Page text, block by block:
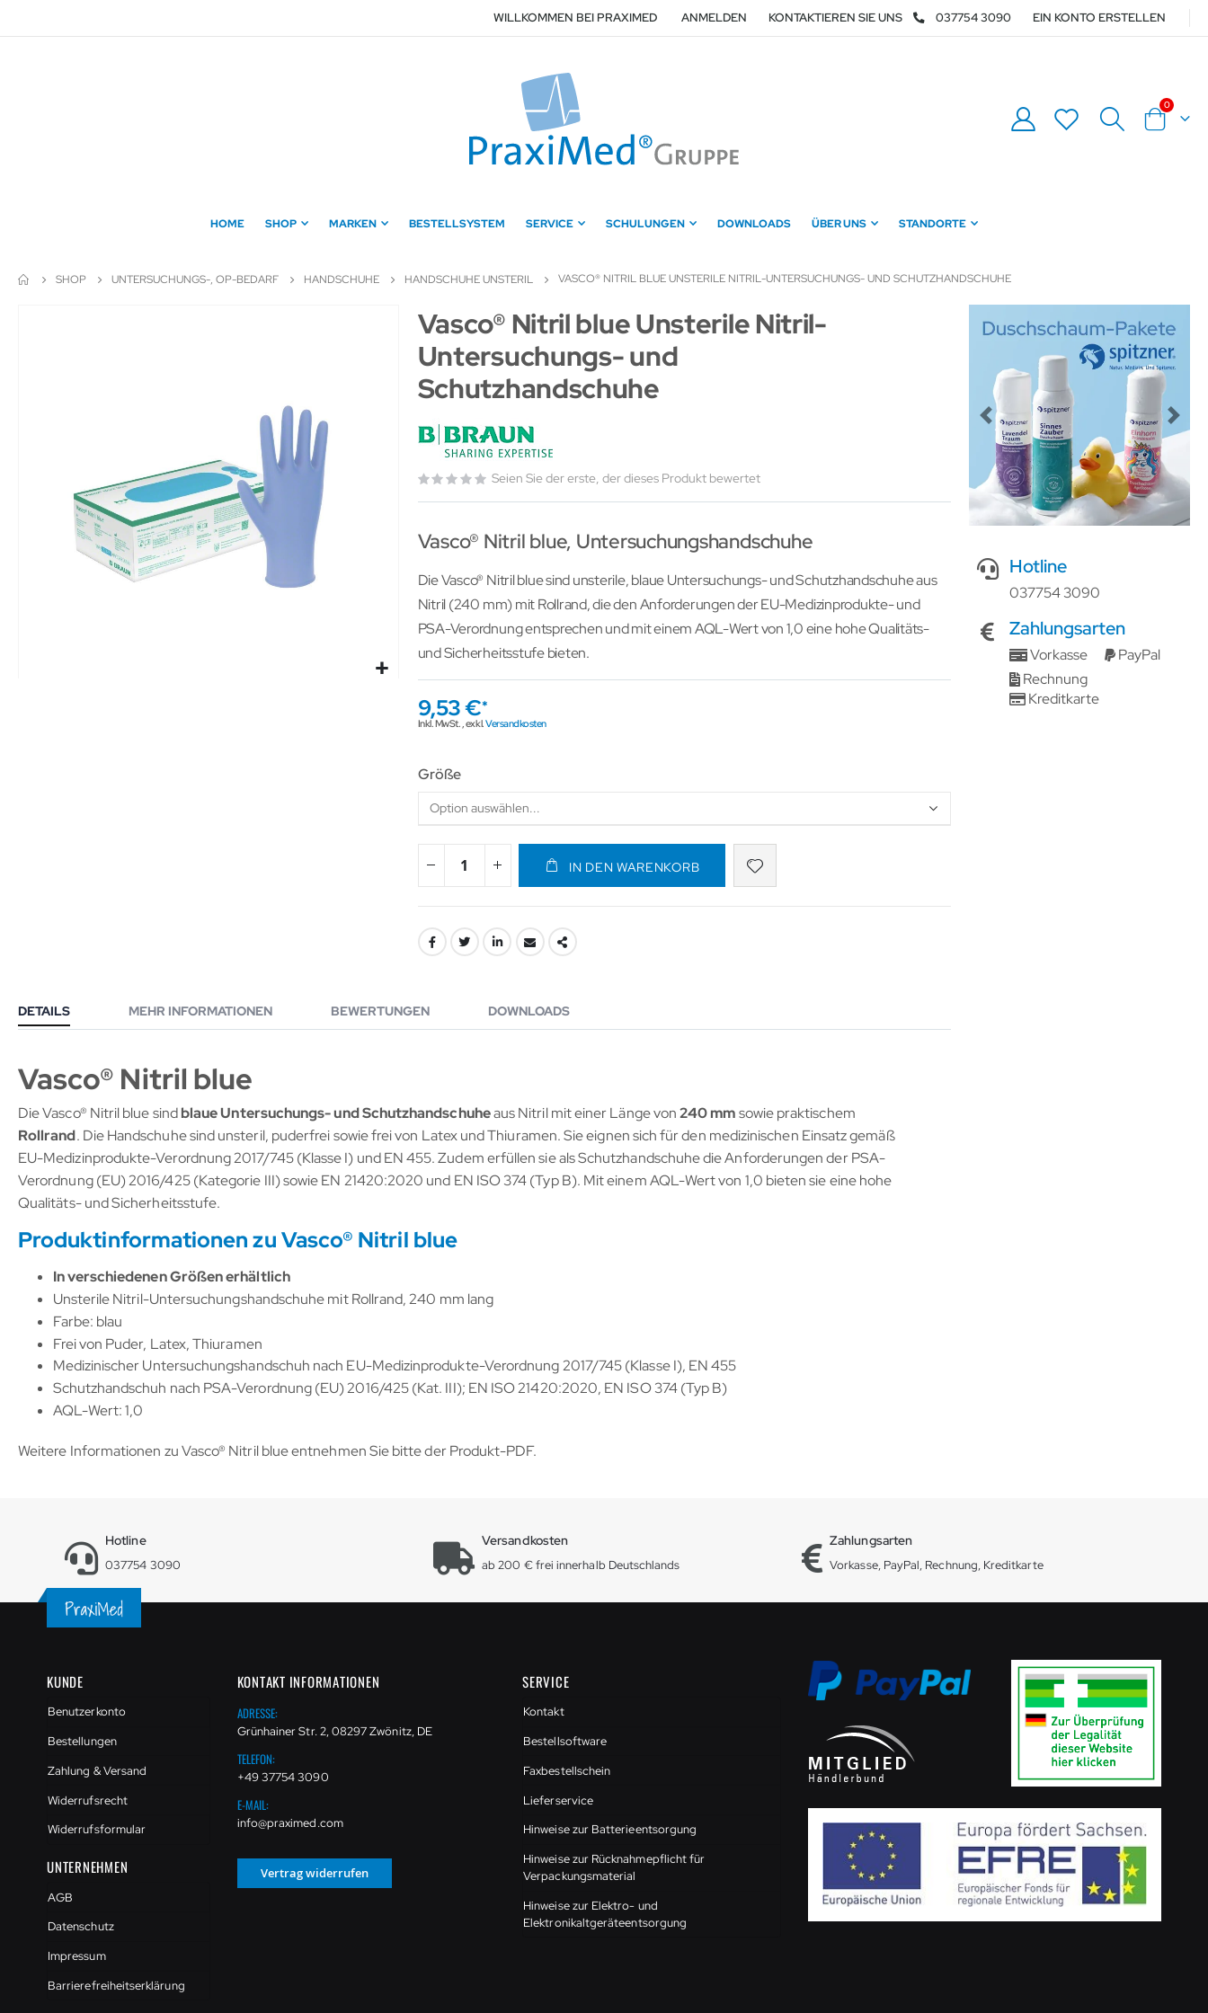
zum
WILLKOMMEN BEI PRAXIMED ANMELDEN KONTAKTIEREN SIE UNS 037754 3090 EIN KONTO ERSTELLEN
Warenkorb
0Artikel
HOME SHOP MARKEN BESTELLSYSTEM SERVICE SCHULUNGEN DOWNLOADS ÜBER UNS STANDORTE
SHOP UNTERSUCHUNGS-, OP-BEDARF HANDSCHUHE HANDSCHUHE UNSTERIL VASCO® NITRIL BLUE UNSTERILE NITRIL-UNTERSUCHUNGS- UND SCHUTZHANDSCHUHE
Zum
Anfang
der
Bildergalerie
springen
Vasco® Nitril blue Unsterile Nitril-
Untersuchungs- und
Schutzhandschuhe
Seien Sie der erste, der dieses Produkt bewertet
Vasco® Nitril blue, Untersuchungshandschuhe
Die Vasco® Nitril blue sind unsterile, blaue Untersuchungs- und Schutzhandschuhe aus
Nitril (240 mm) mit Rollrand, die den Anforderungen der EU-Medizinprodukte- und
PSA-Verordnung entsprechen und mit einem AQL-Wert von 1,0 eine hohe Qualitäts-
und Sicherheitsstufe bieten.
9,53 €
Inkl. MwSt.,exkl.Versandkosten
Größe
IN DEN WARENKORB
DETAILS
Vasco® Nitril blue
Die Vasco® Nitril blue sindblaue Untersuchungs- und Schutzhandschuheaus Nitril mit einer Länge von240 mmsowie praktischem
Rollrand. Die Handschuhe sind unsteril, puderfrei sowie frei von Latex und Thiuramen. Sie eignen sich für den medizinischen Einsatz gemäß
EU-Medizinprodukte-Verordnung 2017/745 (Klasse I) und EN 455. Zudem erfüllen sie als Schutzhandschuhe die Anforderungen der PSA-
Verordnung (EU) 2016/425 (Kategorie III) sowie EN 21420:2020 und EN ISO 374 (Typ B). Mit einem AQL-Wert von 1,0 bieten sie eine hohe
Qualitäts- und Sicherheitsstufe.
Produktinformationen zu Vasco® Nitril blue
In verschiedenen Größen erhältlich
Unsterile Nitril-Untersuchungshandschuhe mit Rollrand, 240 mm lang
Farbe: blau
Frei von Puder, Latex, Thiuramen
Medizinischer Untersuchungshandschuh nach EU-Medizinprodukte-Verordnung 2017/745 (Klasse I), EN 455
Schutzhandschuh nach PSA-Verordnung (EU) 2016/425 (Kat. III); EN ISO 21420:2020, EN ISO 374 (Typ B)
AQL-Wert: 1,0
Weitere Informationen zu Vasco® Nitril blue entnehmen Sie bitte der Produkt-PDF.
MEHR INFORMATIONEN BEWERTUNGEN DOWNLOADS
Previous Next
Hotline
037754 3090
Zahlungsarten
Vorkasse
PayPal
Rechnung
Kreditkarte
Hotline
037754 3090
Versandkosten
ab 200 € frei innerhalb Deutschlands
Zahlungsarten
Vorkasse, PayPal, Rechnung, Kreditkarte
KUNDE
Benutzerkonto
Bestellungen
Zahlung & Versand
Widerrufsrecht
Widerrufsformular
UNTERNEHMEN
AGB
Datenschutz
Impressum
Barrierefreiheitserklärung
KONTAKT INFORMATIONEN
ADRESSE:
Grünhainer Str. 2, 08297 Zwönitz, DE
TELEFON:
+49 37754 3090
E-MAIL:
info@praximed.com
Vertrag widerrufen
SERVICE
Kontakt
Bestellsoftware
Faxbestellschein
Lieferservice
Hinweise zur Batterieentsorgung
Hinweise zur Rücknahmepflicht für
Verpackungsmaterial
Hinweise zur Elektro- und
Elektronikaltgeräteentsorgung